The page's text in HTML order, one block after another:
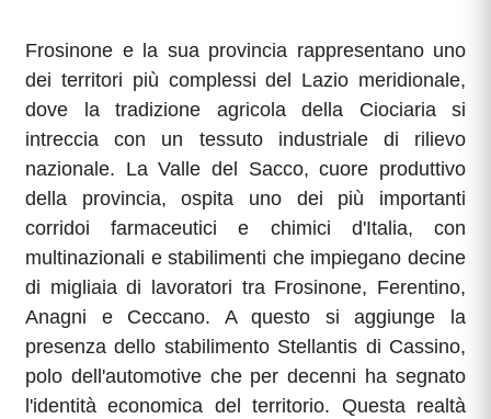
Frosinone e la sua provincia rappresentano uno
dei territori più complessi del Lazio meridionale,
dove la tradizione agricola della Ciociaria si
intreccia con un tessuto industriale di rilievo
nazionale. La Valle del Sacco, cuore produttivo
della provincia, ospita uno dei più importanti
corridoi farmaceutici e chimici d'Italia, con
multinazionali e stabilimenti che impiegano decine
di migliaia di lavoratori tra Frosinone, Ferentino,
Anagni e Ceccano. A questo si aggiunge la
presenza dello stabilimento Stellantis di Cassino,
polo dell'automotive che per decenni ha segnato
l'identità economica del territorio. Questa realtà